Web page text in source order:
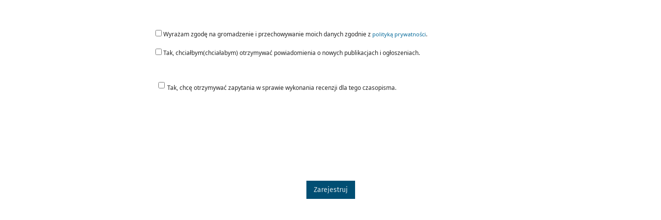
Wyrażam zgodę na gromadzenie i przechowywanie moich danych zgodnie z polityką prywatności.
Tak, chciałbym(chciałabym) otrzymywać powiadomienia o nowych publikacjach i ogłoszeniach.
Tak, chcę otrzymywać zapytania w sprawie wykonania recenzji dla tego czasopisma.
Zarejestruj